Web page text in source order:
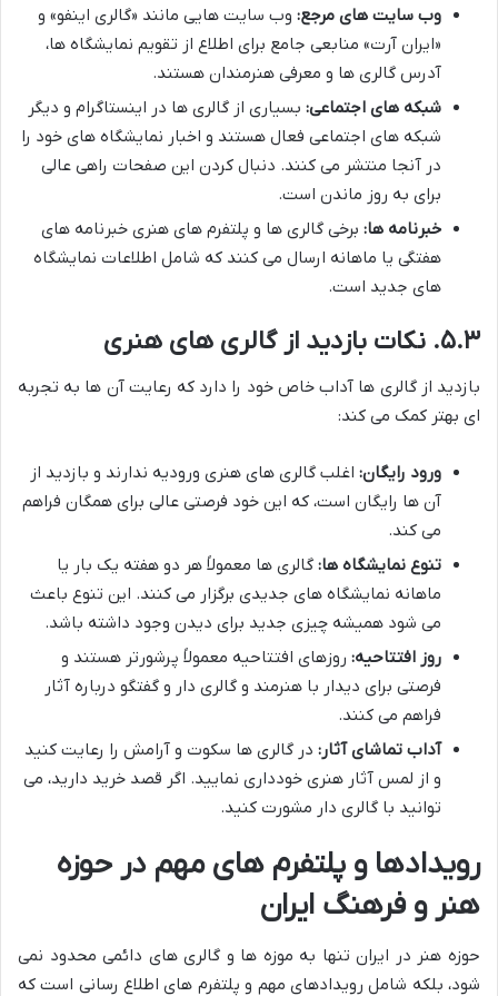
وب سایت های مرجع: وب سایت هایی مانند «گالری اینفو» و
«ایران آرت» منابعی جامع برای اطلاع از تقویم نمایشگاه ها،
آدرس گالری ها و معرفی هنرمندان هستند.
شبکه های اجتماعی: بسیاری از گالری ها در اینستاگرام و دیگر
شبکه های اجتماعی فعال هستند و اخبار نمایشگاه های خود را
در آنجا منتشر می کنند. دنبال کردن این صفحات راهی عالی
برای به روز ماندن است.
خبرنامه ها: برخی گالری ها و پلتفرم های هنری خبرنامه های
هفتگی یا ماهانه ارسال می کنند که شامل اطلاعات نمایشگاه
های جدید است.
۵.۳. نکات بازدید از گالری های هنری
بازدید از گالری ها آداب خاص خود را دارد که رعایت آن ها به تجربه
ای بهتر کمک می کند:
ورود رایگان: اغلب گالری های هنری ورودیه ندارند و بازدید از
آن ها رایگان است، که این خود فرصتی عالی برای همگان فراهم
می کند.
تنوع نمایشگاه ها: گالری ها معمولاً هر دو هفته یک بار یا
ماهانه نمایشگاه های جدیدی برگزار می کنند. این تنوع باعث
می شود همیشه چیزی جدید برای دیدن وجود داشته باشد.
روز افتتاحیه: روزهای افتتاحیه معمولاً پرشورتر هستند و
فرصتی برای دیدار با هنرمند و گالری دار و گفتگو درباره آثار
فراهم می کنند.
آداب تماشای آثار: در گالری ها سکوت و آرامش را رعایت کنید
و از لمس آثار هنری خودداری نمایید. اگر قصد خرید دارید، می
توانید با گالری دار مشورت کنید.
رویدادها و پلتفرم های مهم در حوزه
هنر و فرهنگ ایران
حوزه هنر در ایران تنها به موزه ها و گالری های دائمی محدود نمی
شود، بلکه شامل رویدادهای مهم و پلتفرم های اطلاع رسانی است که